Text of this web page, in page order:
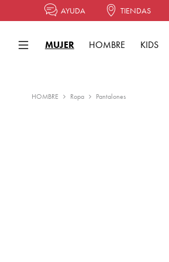
AYUDA TIENDAS
MUJER HOMBRE KIDS
HOMBRE Ropa Pantalones